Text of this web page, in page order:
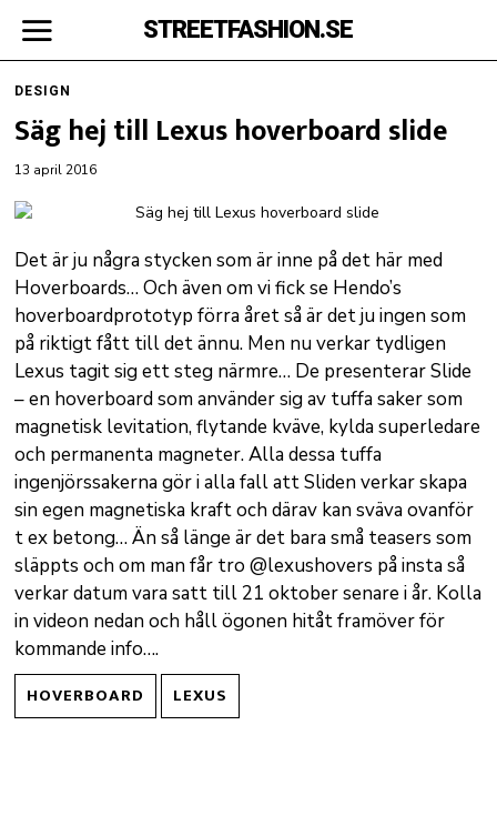
STREETFASHION.SE
DESIGN
Säg hej till Lexus hoverboard slide
13 april 2016
Det är ju några stycken som är inne på det här med
Hoverboards… Och även om vi fick se Hendo’s
hoverboardprototyp förra året så är det ju ingen som
på riktigt fått till det ännu. Men nu verkar tydligen
Lexus tagit sig ett steg närmre… De presenterar Slide
– en hoverboard som använder sig av tuffa saker som
magnetisk levitation, flytande kväve, kylda superledare
och permanenta magneter. Alla dessa tuffa
ingenjörssakerna gör i alla fall att Sliden verkar skapa
sin egen magnetiska kraft och därav kan sväva ovanför
t ex betong… Än så länge är det bara små teasers som
släppts och om man får tro @lexushovers på insta så
verkar datum vara satt till 21 oktober senare i år. Kolla
in videon nedan och håll ögonen hitåt framöver för
kommande info….
HOVERBOARD LEXUS